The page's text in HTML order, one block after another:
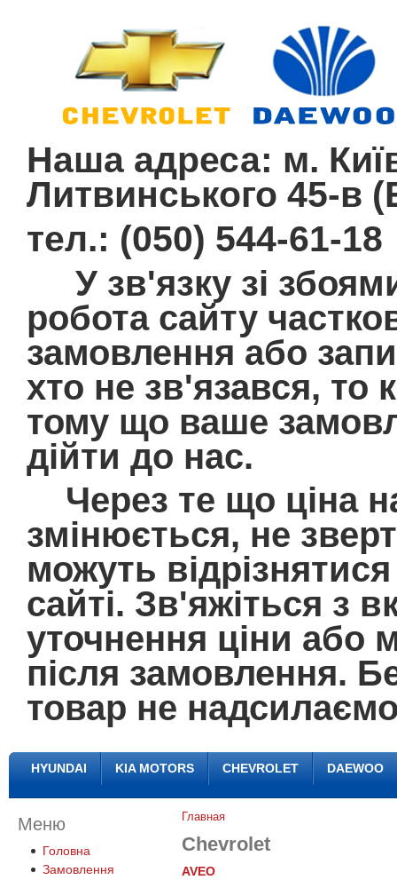
Наша адреса: м.
Литвинського 45-в
тел.: (050) 544-61-18
У зв'язку зі
робота сайту
замовлення або
хто не зв'язався, то
тому що ваше
дійти до нас.
Через те що ціна
змінюється, не
можуть
сайті. Зв'яжіться з
уточнення ціни або
після замовлення.
товар не
HYUNDAI KIA MOTORS CHEVROLET DAEWOO
Меню
Головна
Замовлення
Главная
Chevrolet
AVEO